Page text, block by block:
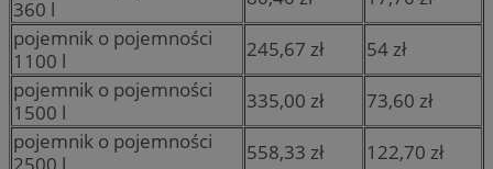
360 l
pojemnik o pojemności
1100 l
245,67 zł
54 zł
pojemnik o pojemności
1500 l
335,00 zł
73,60 zł
pojemnik o pojemności
558,33 zł 122,70 zł